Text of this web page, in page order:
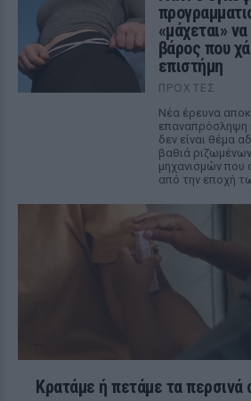
«μάχεται»
βάρος που
επιστήμη
ΠΡΟΧΤΈΣ
Νέα έρευνα
επαναπρόσληψη
δεν είναι θέμα
βαθιά
μηχανισμών που
από την εποχή
Κρατάμε ή πετάμε τα περσινά